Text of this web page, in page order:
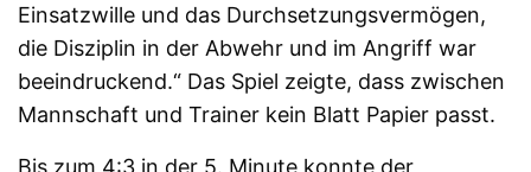
Einsatzwille und das Durchsetzungsvermögen,
die Disziplin in der Abwehr und im Angriff war
beeindruckend.“ Das Spiel zeigte, dass zwischen
Mannschaft und Trainer kein Blatt Papier passt.
Bis zum 4:3 in der 5. Minute konnte der